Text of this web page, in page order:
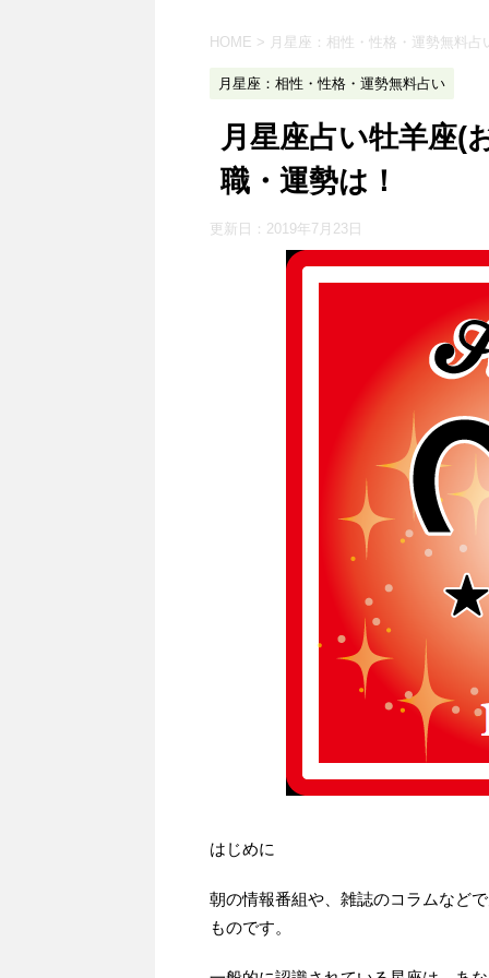
HOME > 月星座：相性・性格・運勢無料占
月星座：相性・性格・運勢無料占い
月星座占い牡羊座(
職・運勢は！
更新日： 2019年7月23日
はじめに
朝の情報番組や、雑誌のコラムなど
ものです。